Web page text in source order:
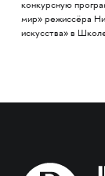
конкурсную
мир» режиссёра
искусства» в